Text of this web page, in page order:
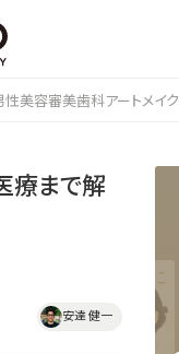
性美容審美歯科アートメイク
療まで解
安達 健一